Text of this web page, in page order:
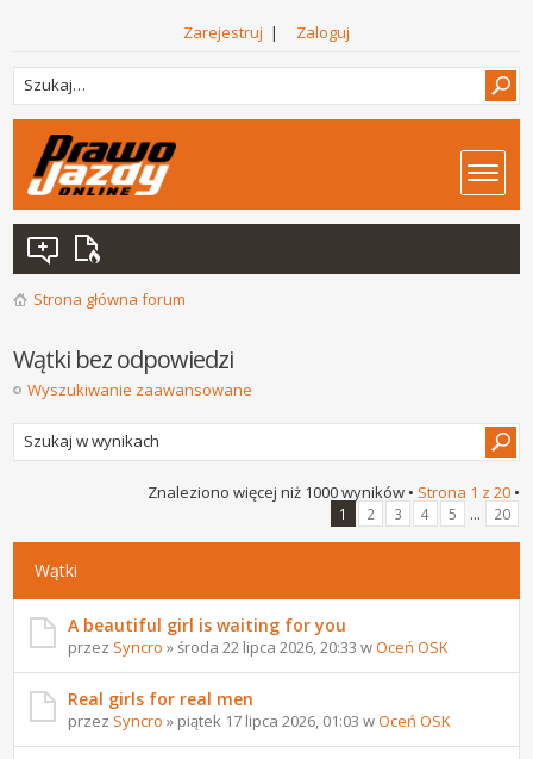
Zarejestruj | Zaloguj
Strona główna forum
Wątki bez odpowiedzi
Wyszukiwanie zaawansowane
Znaleziono więcej niż 1000 wyników • Strona 1 z 20•
1 2 3 4 5 ... 20
Wątki
A beautiful girl is waiting for you
przez Syncro » środa 22 lipca 2026, 20:33 wOceń OSK
Real girls for real men
przez Syncro » piątek 17 lipca 2026, 01:03 wOceń OSK